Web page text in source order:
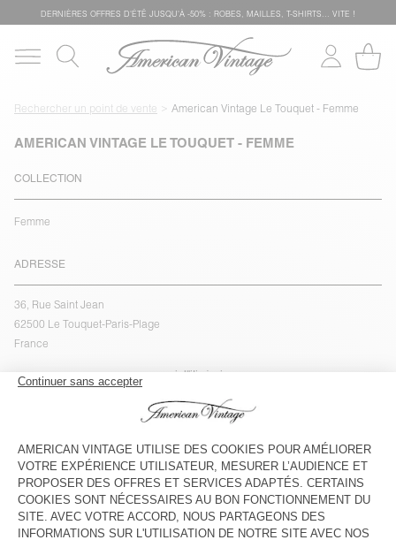
DERNIÈRES OFFRES D'ÉTÊ JUSQU'À -50% : ROBES, MAILLES, T-SHIRTS... VITE !
Rechercher un point de vente American Vintage Le Touquet - Femme
AMERICAN VINTAGE LE TOUQUET - FEMME
COLLECTION
Femme
ADRESSE
36, Rue Saint Jean
62500 Le Touquet-Paris-Plage
France
voir l''itinéraire
Lundi
10:00 - 12:30 / 14:30 - 19:00
Mardi
10:00 - 12:30 / 14:30 - 19:00
Mercredi
10:00 - 12:30 / 14:30 - 19:00
Jeudi
10:00 - 12:30 / 14:30 - 19:00
Vendredi
10:00 - 12:30 / 14:30 - 19:00